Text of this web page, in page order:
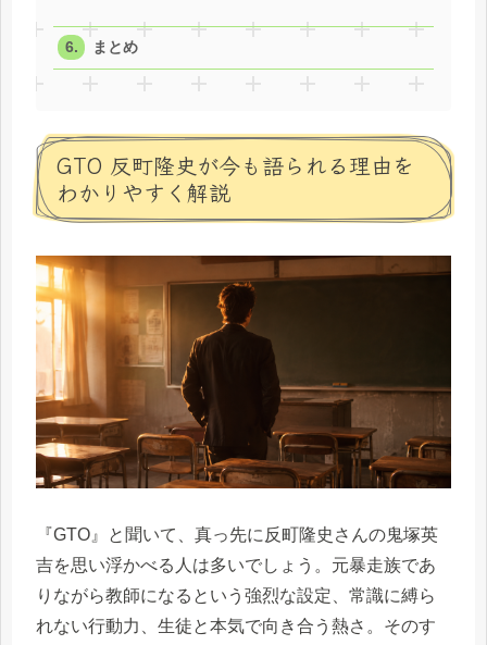
まとめ
GTO 反町隆史が今も語られる理由を
わかりやすく解説
『GTO』と聞いて、真っ先に反町隆史さんの鬼塚英
吉を思い浮かべる人は多いでしょう。元暴走族であ
りながら教師になるという強烈な設定、常識に縛ら
れない行動力、生徒と本気で向き合う熱さ。そのす